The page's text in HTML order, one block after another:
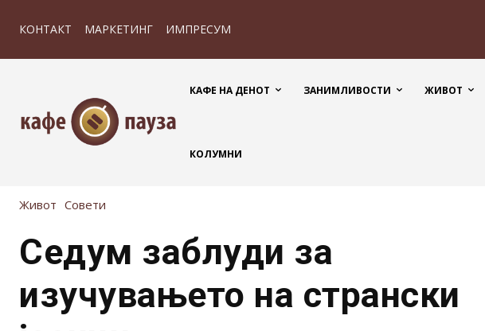
КОНТАКТ МАРКЕТИНГ ИМПРЕСУМ
КАФЕ НА ДЕНОТ ЗАНИМЛИВОСТИ ЖИВОТ
КОЛУМНИ
Живот Совети
Седум заблуди за
изучувањето на странски